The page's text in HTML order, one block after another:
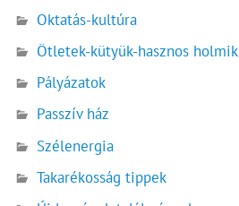
Oktatás-kultúra
Ötletek-kütyük-hasznos holmik
Pályázatok
Passzív ház
Szélenergia
Takarékosság tippek